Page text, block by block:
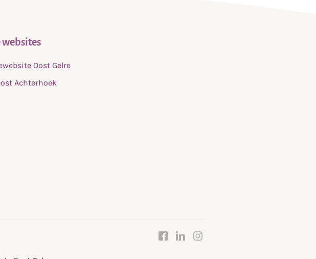
Oost Gelre
Achterhoek